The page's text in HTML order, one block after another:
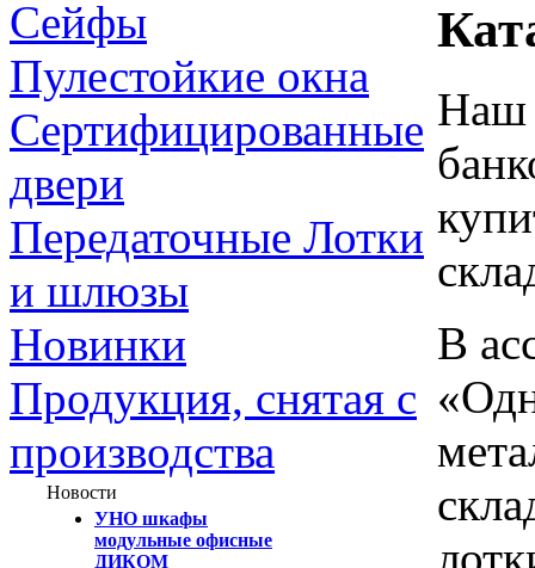
Сейфы
Пулестойкие окна
Сертифицированные
двери
Передаточные Лотки
и шлюзы
Новинки
Продукция, снятая с
производства
Новости
УНО шкафы
модульные офисные
ДИКОМ
Наш
В